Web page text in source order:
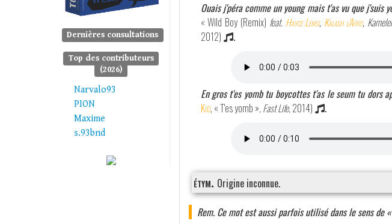
Dernières consultations
Top des contributeurs
(2026)
Narvalo93
PION
Maxime
s.93bnd
Ouais j'péra comme un young mais t'as vu que
« Wild Boy (Remix) feat. Hayce Lemsi, Kalash l'Afro,
2012)
.
En gros t'es yomb tu boycottes t'as le seum tu dors
Kid, « T'es yomb », Fast Life, 2014) .
étym. Origine inconnue.
Rem. Ce mot est aussi parfois utilisé dans le sens de